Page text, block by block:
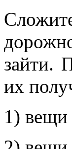
зайти.
их
1) вещи